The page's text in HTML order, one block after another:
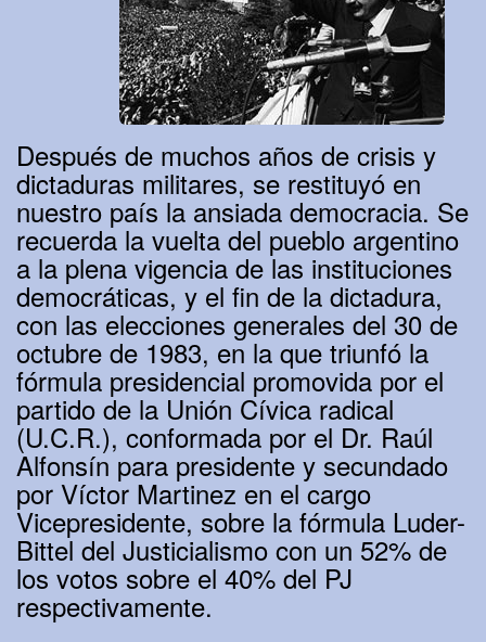
Después de muchos años de crisis y
dictaduras militares, se restituyó en
nuestro país la ansiada democracia. Se
recuerda la vuelta del pueblo argentino
a la plena vigencia de las instituciones
democráticas, y el fin de la dictadura,
con las elecciones generales del 30 de
octubre de 1983, en la que triunfó la
fórmula presidencial promovida por el
partido de la Unión Cívica radical
(U.C.R.), conformada por el Dr. Raúl
Alfonsín para presidente y secundado
por Víctor Martinez en el cargo
Vicepresidente, sobre la fórmula Luder-
Bittel del Justicialismo con un 52% de
los votos sobre el 40% del PJ
respectivamente.